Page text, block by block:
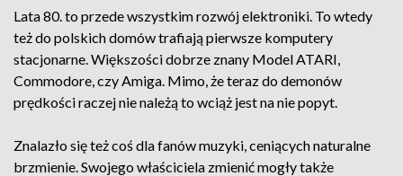
Lata 80. to przede wszystkim rozwój elektroniki. To wtedy
też do polskich domów trafiają pierwsze komputery
stacjonarne. Większości dobrze znany Model ATARI,
Commodore, czy Amiga. Mimo, że teraz do demonów
prędkości raczej nie należą to wciąż jest na nie popyt.
Znalazło się też coś dla fanów muzyki, ceniących naturalne
brzmienie. Swojego właściciela zmienić mogły także